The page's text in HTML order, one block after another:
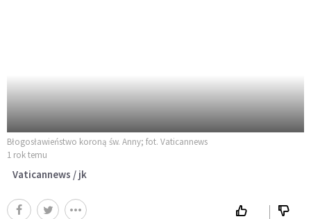
Błogosławieństwo koroną św. Anny; fot. Vaticannews
1 rok temu
Vaticannews / jk